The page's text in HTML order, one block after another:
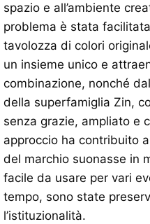
spazio e all’ambiente
problema è stata
tavolozza di colori
un insieme unico e
combinazione, nonché
della superfamiglia Zin,
senza grazie, ampliato e
approccio ha contribuito
del marchio suonasse in
facile da usare per vari
tempo, sono state
l’istituzionalità.